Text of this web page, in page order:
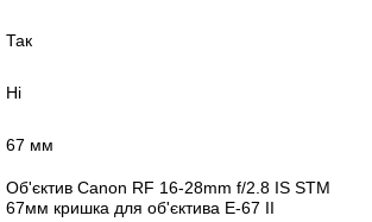
Так
Ні
67 мм
Об'єктив Canon RF 16-28mm f/2.8 IS STM
67мм кришка для об'єктива E-67 II